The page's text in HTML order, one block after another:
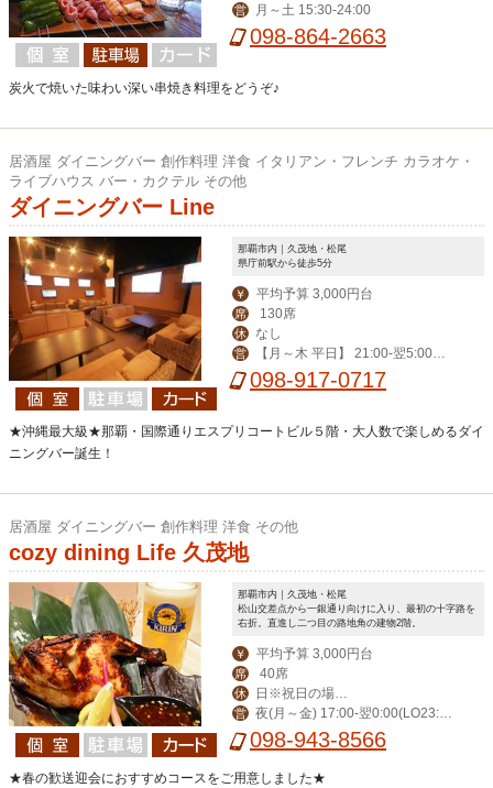
営 月～土 15:30-24:00
098-864-2663
炭火で焼いた味わい深い串焼き料理をどうぞ♪
居酒屋 ダイニングバー 創作料理 洋食 イタリアン・フレンチ カラオケ・
ライブハウス バー・カクテル その他
ダイニングバー Line
那覇市内｜久茂地・松尾
県庁前駅から徒歩5分
￥ 平均予算 3,000円台
席 130席
休 なし
営
【月～木 平日】 21:00-翌5:00
【その他】19:00-翌6:00
098-917-0717
★沖縄最大級★那覇・国際通りエスプリコートビル５階・大人数で楽しめるダイ
ニングバー誕生！
居酒屋 ダイニングバー 創作料理 洋食 その他
cozy dining Life 久茂地
那覇市内｜久茂地・松尾
松山交差点から一銀通り向けに入り、最初の十字路を
右折。直進し二つ目の路地角の建物2階。
￥ 平均予算 3,000円台
席 40席
休
営業。月曜振替休。
営
夜(月～金) 17:00-翌0:00(LO23:3
0) (土)-翌1:00(LO翌0:30) 昼(月～金) 1
098-943-8566
★春の歓送迎会におすすめコースをご用意しました★